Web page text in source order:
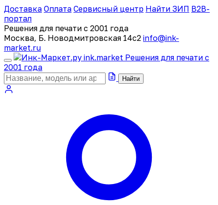
Доставка Оплата Сервисный центр Найти ЗИП B2B-
портал
Решения для печати с 2001 года
Москва, Б. Новодмитровская 14с2 info@ink-
market.ru
ink.market Решения для печати с
2001 года
Найти